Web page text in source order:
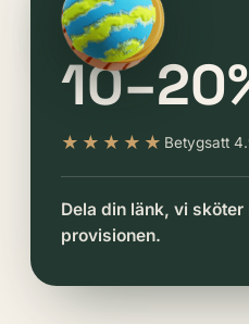
★★★★★ Betygsatt
Dela din länk, vi
provisionen.